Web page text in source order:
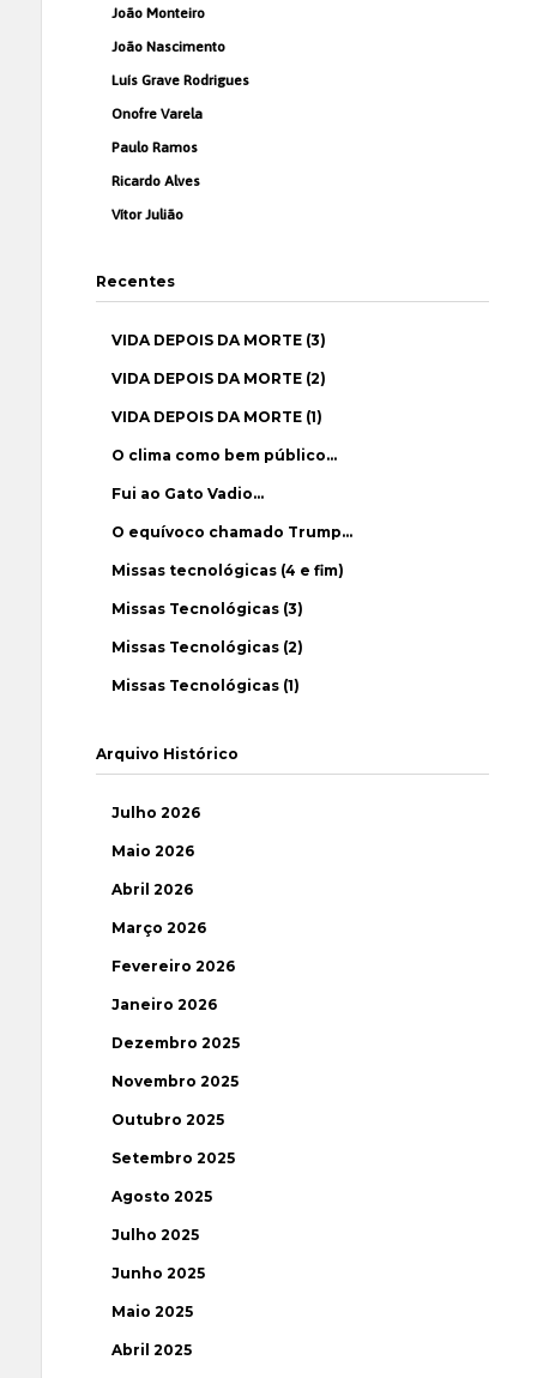
João Monteiro
João Nascimento
Luís Grave Rodrigues
Onofre Varela
Paulo Ramos
Ricardo Alves
Vítor Julião
Recentes
VIDA DEPOIS DA MORTE (3)
VIDA DEPOIS DA MORTE (2)
VIDA DEPOIS DA MORTE (1)
O clima como bem público…
Fui ao Gato Vadio…
O equívoco chamado Trump…
Missas tecnológicas (4 e fim)
Missas Tecnológicas (3)
Missas Tecnológicas (2)
Missas Tecnológicas (1)
Arquivo Histórico
Julho 2026
Maio 2026
Abril 2026
Março 2026
Fevereiro 2026
Janeiro 2026
Dezembro 2025
Novembro 2025
Outubro 2025
Setembro 2025
Agosto 2025
Julho 2025
Junho 2025
Maio 2025
Abril 2025